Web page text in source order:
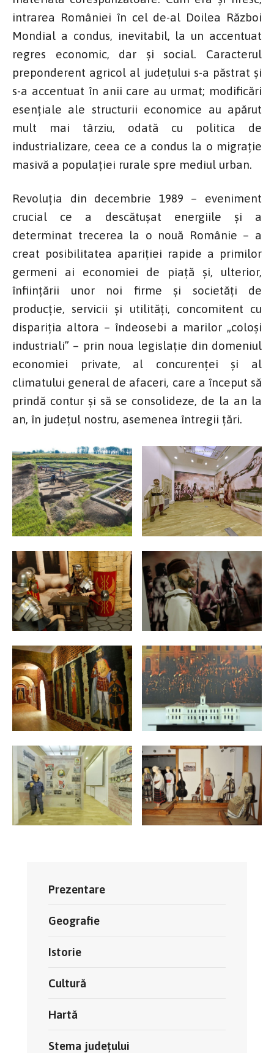
intrarea României în cel de-al Doilea Război
Mondial a condus, inevitabil, la un accentuat
regres economic, dar și social. Caracterul
preponderent agricol al județului s-a păstrat și
s-a accentuat în anii care au urmat; modificări
esențiale ale structurii economice au apărut
mult mai târziu, odată cu politica de
industrializare, ceea ce a condus la o migrație
masivă a populației rurale spre mediul urban.
Revoluția din decembrie 1989 – eveniment
crucial ce a descătușat energiile și a
determinat trecerea la o nouă Românie – a
creat posibilitatea apariției rapide a primilor
germeni ai economiei de piață și, ulterior,
înființării unor noi firme și societăți de
producție, servicii și utilități, concomitent cu
dispariția altora – îndeosebi a marilor „coloși
industriali” – prin noua legislație din domeniul
economiei private, al concurenței și al
climatului general de afaceri, care a început să
prindă contur și să se consolideze, de la an la
an, în județul nostru, asemenea întregii țări.
Prezentare
Geografie
Istorie
Cultură
Hartă
Stema județului